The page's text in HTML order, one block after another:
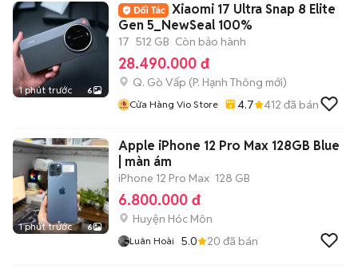
1 phút trước 6
Xiaomi 17 Ultra Snap 8 Elite
Gen 5_NewSeal 100%
17 512 GB Còn bảo hành
28.490.000 đ
Q. Gò Vấp (P. Hạnh Thông mới)
Cửa Hàng Vio Store 4.7 412 đã bán
1 phút trước 6
Apple iPhone 12 Pro Max 128GB Blue
| màn ám
iPhone 12 Pro Max 128 GB
6.800.000 đ
Huyện Hóc Môn
Luân Hoài 5.0 20 đã bán